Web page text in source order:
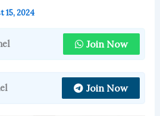
15, 2024
Join Now
Join Now